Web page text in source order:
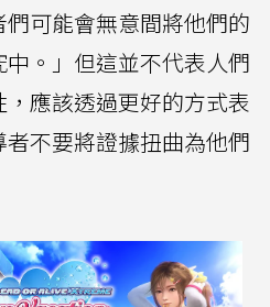
們可能會無意間將他們的
。」但這並不代表人們
應該透過更好的方式表
不要將證據扭曲為他們